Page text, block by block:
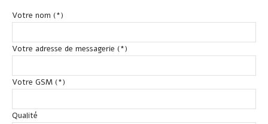
Votre nom (*)
Votre adresse de messagerie (*)
Votre GSM (*)
Qualité